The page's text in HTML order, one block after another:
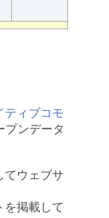
ティブコモ
プンデータ
てウェブサ
を掲載して